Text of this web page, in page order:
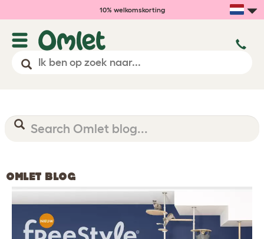
10% welkomskorting
OMLET BLOG